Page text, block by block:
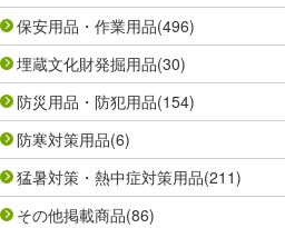
保安用品・作業用品(496)
埋蔵文化財発掘用品(30)
防災用品・防犯用品(154)
防寒対策用品(6)
猛暑対策・熱中症対策用品(211)
その他掲載商品(86)